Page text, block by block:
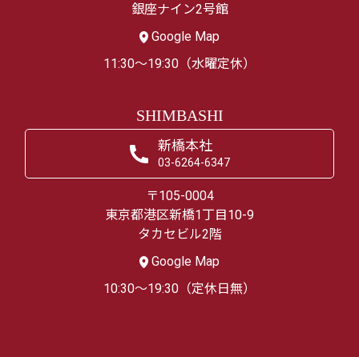
銀座ナイン2号館
Google Map
11:30～19:30（水曜定休）
SHIMBASHI
新橋本社
03-6264-6347
〒105-0004
東京都港区新橋1丁目10-9
タカセビル2階
Google Map
10:30～19:30（定休日無）